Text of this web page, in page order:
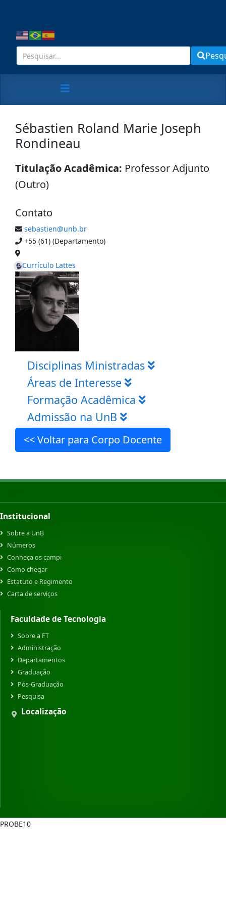
Sébastien Roland Marie Joseph
Rondineau
Titulação Acadêmica: Professor Adjunto
(Outro)
Contato
sebastien@unb.br
+55 (61) (Departamento)
Currículo Lattes
Disciplinas Ministradas
Áreas de Interesse
Formação Acadêmica
Admissão na UnB
<< Voltar para Corpo Docente
Institucional
Sobre a UnB
Números
Conheça os campi
Como chegar
Estatuto e Regimento
Carta de serviços
Faculdade de Tecnologia
Sobre a FT
Administração
Departamentos
Graduação
Pós-Graduação
Pesquisa
Localização